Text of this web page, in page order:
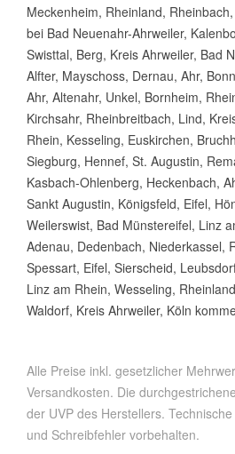
Meckenheim, Rheinland,
bei Bad Neuenahr-Ahrweiler,
Swisttal, Berg, Kreis Ahrweiler, Bad
Alfter, Mayschoss, Dernau, Ahr,
Ahr, Altenahr, Unkel, Bornheim,
Kirchsahr, Rheinbreitbach, Lind,
Rhein, Kesseling, Euskirchen,
Siegburg, Hennef, St. Augustin,
Kasbach-Ohlenberg, Heckenbach,
Sankt Augustin, Königsfeld, Eifel,
Weilerswist, Bad Münstereifel, Linz
Adenau, Dedenbach, Niederkassel,
Spessart, Eifel, Sierscheid,
Linz am Rhein, Wesseling,
Waldorf, Kreis Ahrweiler, Köln
Alle Preise inkl. gesetzlicher
Versandkosten. Die
der UVP des Herstellers.
und Schreibfehler vorbehalten.